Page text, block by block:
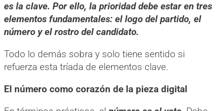
es la clave. Por ello, la prioridad debe estar en tres
elementos fundamentales: el logo del partido, el
número y el rostro del candidato.
Todo lo demás sobra y solo tiene sentido si
refuerza esta tríada de elementos clave.
El número como corazón de la pieza digital